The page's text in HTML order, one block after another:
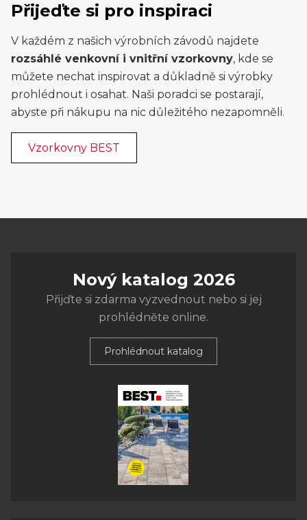
Přijeďte si pro inspiraci
V každém z našich výrobních závodů najdete
rozsáhlé venkovní i vnitřní vzorkovny, kde se
můžete nechat inspirovat a důkladně si výrobky
prohlédnout i osahat. Naši poradci se postarají,
abyste při nákupu na nic důležitého nezapomněli.
Vzorkovny BEST
Nový katalog 2026
Přijďte si zdarma vyzvednout nebo si jej
prohlédněte online.
Prohlédnout katalog